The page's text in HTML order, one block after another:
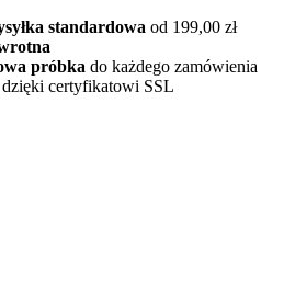
standardowa od 199,00 zł
próbka do każdego zamówienia
dzięki certyfikatowi SSL